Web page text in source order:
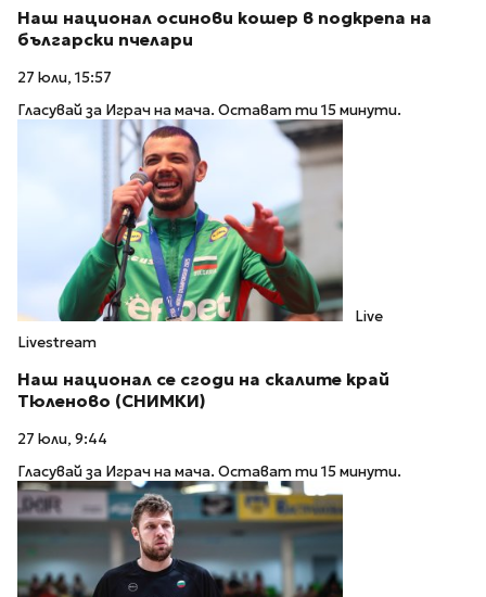
Наш национал осинови кошер в подкрепа на
български пчелари
27 юли, 15:57
Гласувай за Играч на мача. Остават ти 15 минути.
Live
Livestream
Наш национал се сгоди на скалите край
Тюленово (СНИМКИ)
27 юли, 9:44
Гласувай за Играч на мача. Остават ти 15 минути.